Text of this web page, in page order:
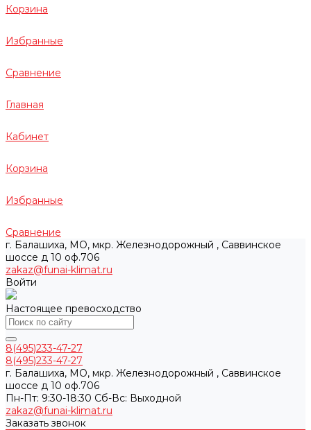
Корзина
Избранные
Сравнение
Главная
Кабинет
Корзина
Избранные
Сравнение
г. Балашиха, МО, мкр. Железнодорожный , Саввинское
шоссе д 10 оф.706
zakaz@funai-klimat.ru
Войти
Настоящее превосходство
8(495)233-47-27
8(495)233-47-27
г. Балашиха, МО, мкр. Железнодорожный , Саввинское
шоссе д 10 оф.706
Пн-Пт: 9:30-18:30 Cб-Вс: Выходной
zakaz@funai-klimat.ru
Заказать звонок